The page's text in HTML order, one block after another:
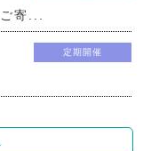
寄...
定期開催